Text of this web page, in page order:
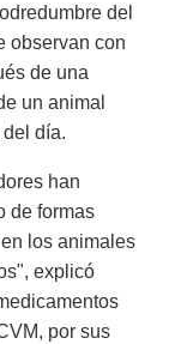
del
observan con
de una
un animal
día.
han
de formas
los animales
explicó
por sus